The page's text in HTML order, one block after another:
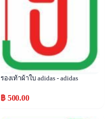
รองเท้าผ้าใบ adidas - adidas
฿ 500.00